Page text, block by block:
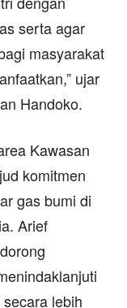
serta agar
masyarakat
ujar
Handoko.
Kawasan
komitmen
gas bumi di
Arief
lebih